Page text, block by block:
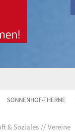
SONNENHOF-THERME
& Soziales Vereine